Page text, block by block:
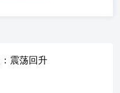
承担投资风险，不应凭借本内
作者具有中国期货业协会授
报告仅反映作者的不同设想、
此声明。 免责声明 本报告的
震荡回升